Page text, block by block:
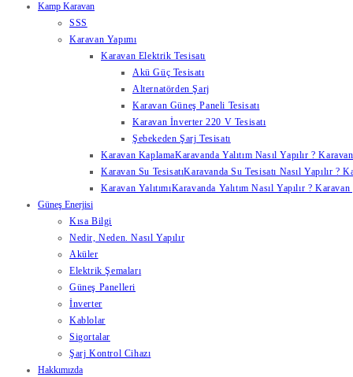
Kamp Karavan
SSS
Karavan Yapımı
Karavan Elektrik Tesisatı
Akü Güç Tesisatı
Alternatörden Şarj
Karavan Güneş Paneli Tesisatı
Karavan İnverter 220 V Tesisatı
Şebekeden Şarj Tesisatı
Karavan KaplamaKaravanda Yalıtım Nasıl Yapılır ?
Karavan Su TesisatıKaravanda Su Tesisatı Nasıl Yapılır ?
Karavan YalıtımıKaravanda Yalıtım Nasıl Yapılır ?
Güneş Enerjisi
Kısa Bilgi
Nedir, Neden. Nasıl Yapılır
Aküler
Elektrik Şemaları
Güneş Panelleri
İnverter
Kablolar
Sigortalar
Şarj Kontrol Cihazı
Hakkımızda